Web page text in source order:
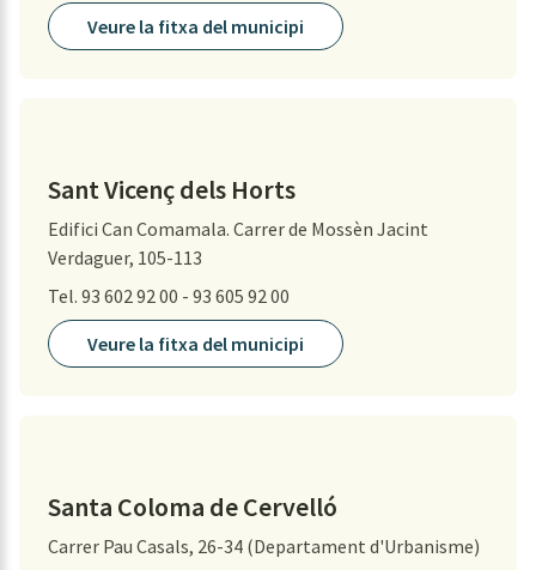
Veure la fitxa del municipi
Sant Vicenç dels Horts
Edifici Can Comamala. Carrer de Mossèn Jacint
Verdaguer, 105-113
Tel. 93 602 92 00 - 93 605 92 00
Veure la fitxa del municipi
Santa Coloma de Cervelló
Carrer Pau Casals, 26-34 (Departament d'Urbanisme)